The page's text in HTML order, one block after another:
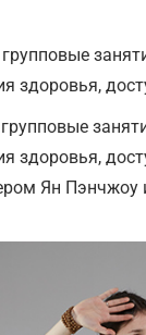
здоровья,
здоровья,
Ян